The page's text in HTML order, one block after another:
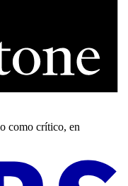
como crítico, en